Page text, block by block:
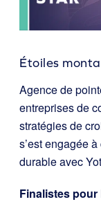
Étoiles
Agence de
entreprises de
stratégies de
s’est engagée
durable avec
Finalistes pour